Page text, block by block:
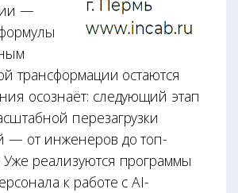
—
трансформации остаются
осознаёт: следующий этап
перезагрузки
— от инженеров до топ-
реализуются программы
к работе с AI-